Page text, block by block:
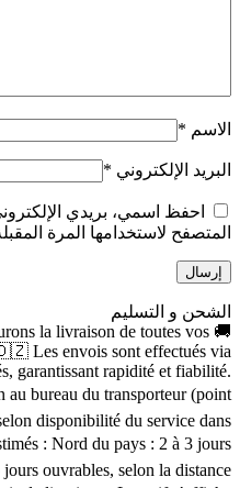
الاسم *
البريد الإلكتروني *
احفظ اسمي، بريدي
المتصفح لاستخدامها المرة
الشحن و التسليم
la livraison de toutes vos
Les envois sont effectués via
garantissant rapidité et fiabilité.
bureau du transporteur (point
disponibilité du service dans
: Nord du pays : 2 à 3 jours
ouvrables, selon la distance